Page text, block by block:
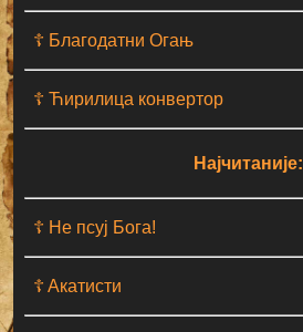
☦ Благодатни Огањ
☦ Ћирилица конвертор
Најчитаније:
☦ Не псуј Бога!
☦ Aкатисти